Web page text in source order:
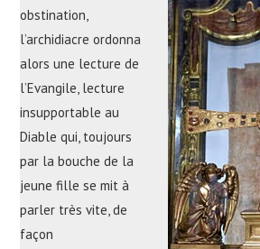
obstination,
l’archidiacre ordonna
alors une lecture de
l’Evangile, lecture
insupportable au
Diable qui, toujours
par la bouche de la
jeune fille se mit à
parler très vite, de
façon